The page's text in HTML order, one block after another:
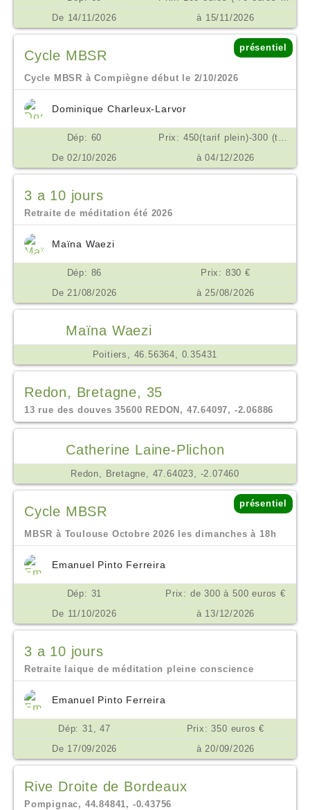
De 14/11/2026
à 15/11/2026
Cycle MBSR
présentiel
Cycle MBSR à Compiègne début le 2/10/2026
Dominique Charleux-Larvor
Dép: 60
Prix: 450(tarif plein)-300 (tarif réduit si difficulté) possibilité d'échelonner les règlements en plusieurs fois €
De 02/10/2026
à 04/12/2026
3 a 10 jours
Retraite de méditation été 2026
Maïna Waezi
Dép: 86
Prix: 830 €
De 21/08/2026
à 25/08/2026
Maïna Waezi
Poitiers, 46.56364, 0.35431
Redon, Bretagne, 35
13 rue des douves 35600 REDON, 47.64097, -2.06886
Catherine Laine-Plichon
Redon, Bretagne, 47.64023, -2.07460
Cycle MBSR
présentiel
MBSR à Toulouse Octobre 2026 les dimanches à 18h
Emanuel Pinto Ferreira
Dép: 31
Prix: de 300 à 500 euros €
De 11/10/2026
à 13/12/2026
3 a 10 jours
Retraite laique de méditation pleine conscience
Emanuel Pinto Ferreira
Dép: 31, 47
Prix: 350 euros €
De 17/09/2026
à 20/09/2026
Rive Droite de Bordeaux
Pompignac, 44.84841, -0.43756